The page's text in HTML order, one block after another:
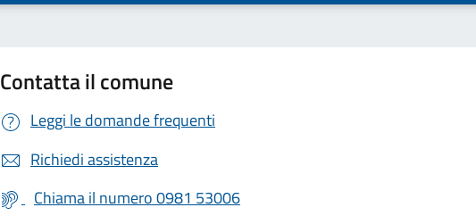
Contatta il comune
Leggi le domande frequenti
Richiedi assistenza
Chiama il numero 0981 53006